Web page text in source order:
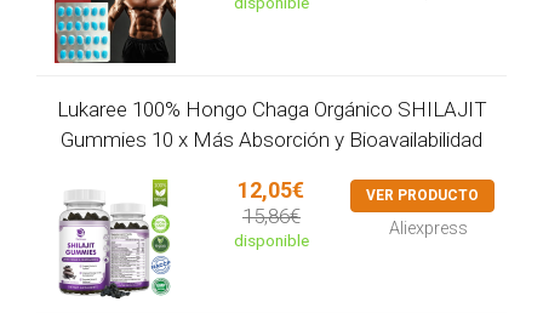
Lukaree 100% Hongo Chaga Orgánico SHILAJIT
Gummies 10 x Más Absorción y Bioavailabilidad
12,05€
15,86€
disponible
VER PRODUCTO
Aliexpress